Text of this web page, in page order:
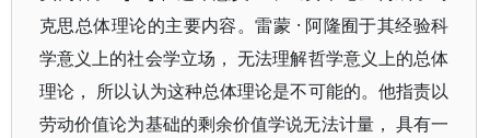
克思总体理论的主要内容。雷蒙 · 阿隆囿于其经验科
学意义上的社会学立场， 无法理解哲学意义上的总体
理论， 所以认为这种总体理论是不可能的。他指责以
劳动价值论为基础的剩余价值学说无法计量， 具有一